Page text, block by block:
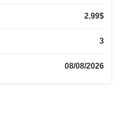
2.99$
3
08/08/2026